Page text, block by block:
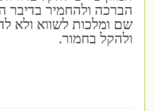
שם ומלכות לשווא ולא
ולהקל בחמור.